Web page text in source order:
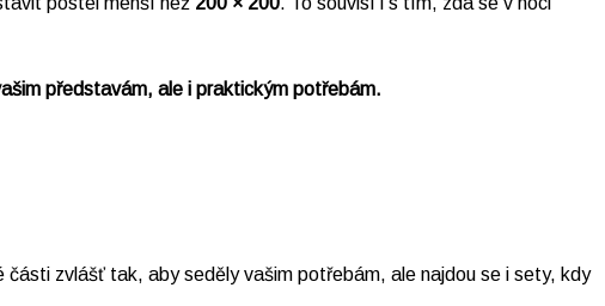
představám, ale i praktickým potřebám.
zvlášť tak, aby seděly vašim potřebám, ale najdou se i sety, kdy